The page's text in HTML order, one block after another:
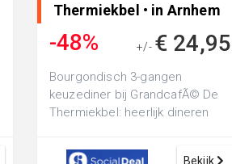
Thermiekbel • in Arnhem
-48% +/- € 24,95
Bourgondisch 3-gangen
keuzediner bij GrandcafÃ© De
Thermiekbel: heerlijk dineren
natuur van de Ve...
Bekijk